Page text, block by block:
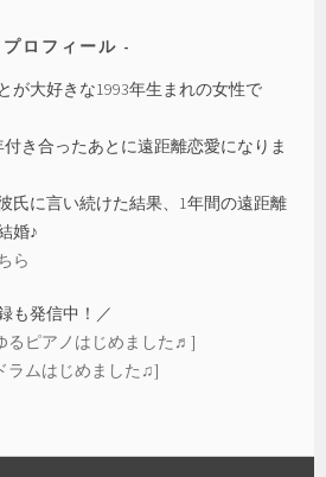
プロフィール
が大好きな1993年生まれの女性で
き合ったあとに遠距離恋愛になりま
氏に言い続けた結果、1年間の遠距離
婚♪
ら
も発信中！／
るピアノはじめました♬]
ラムはじめました♫]